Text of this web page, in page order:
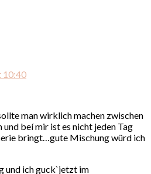
10:40
man wirklich machen zwischen
beí mir ist es nicht jeden Tag
bringt…gute Mischung würd ich
und ich guck`jetzt im